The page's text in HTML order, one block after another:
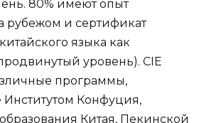
80% имеют опыт
рубежом и сертификат
языка как
уровень). CIE
программы,
Конфуция,
Китая, Пекинской